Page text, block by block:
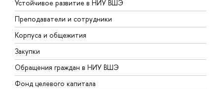
Устойчивое развитие в НИУ ВШЭ
Преподаватели и сотрудники
Корпуса и общежития
Закупки
Обращения граждан в НИУ ВШЭ
Фонд целевого капитала